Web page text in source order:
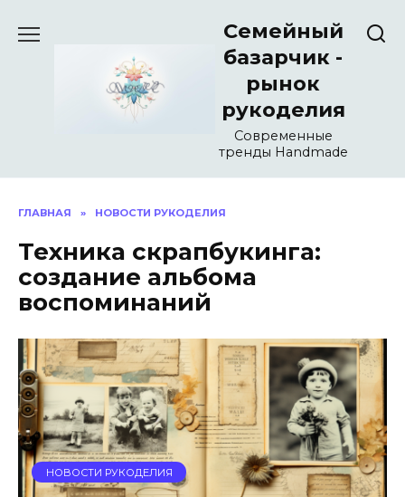
Семейный
базарчик -
рынок
рукоделия
Современные
тренды Handmade
ГЛАВНАЯ » НОВОСТИ РУКОДЕЛИЯ
Техника скрапбукинга:
создание альбома
воспоминаний
НОВОСТИ РУКОДЕЛИЯ